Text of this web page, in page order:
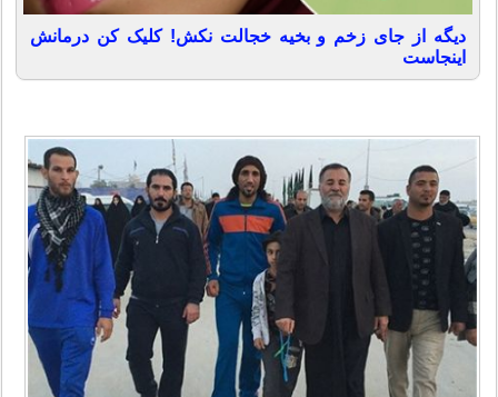
دیگه از جای زخم و بخیه خجالت نکش! کلیک کن درمانش
اینجاست